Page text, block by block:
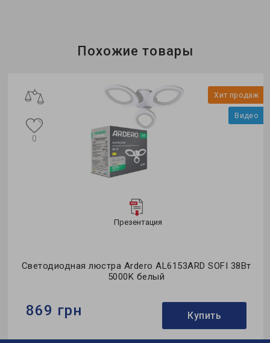
MODERN
Похожие товары
Хит продаж
Видео
Презентация
Светодиодная люстра Ardero AL6153ARD SOFI 38Вт
5000K белый
0
869 грн Купить